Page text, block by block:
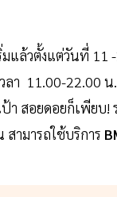
มแล้วตั้งแต่วันที่ 11
ลา 11.00-22.00
ป้า สอยดอยก็เพียบ
ามารถใช้บริการ